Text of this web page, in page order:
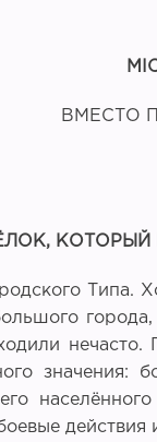
М
ВМЕСТО
КОТОРЫЙ
Типа.
действия